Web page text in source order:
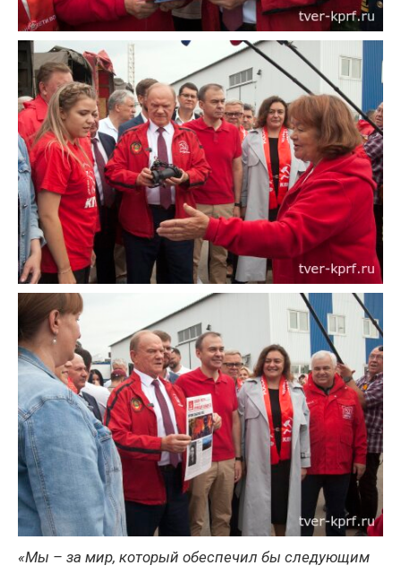
«Мы – за мир, который обеспечил бы следующим